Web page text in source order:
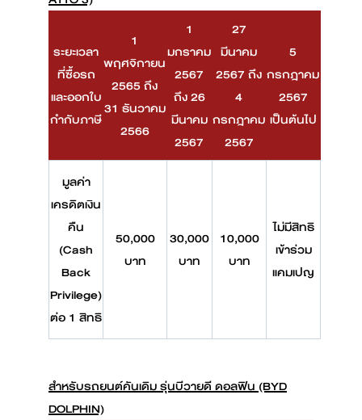
ระยะเวลา
ที่ซื้อรถ
และออกใบ
กำกับภาษี
1
พฤศจิกายน
2565 ถึง
31 ธันวาคม
2566
1
มกราคม
2567
ถึง 26
มีนาคม
2567
27
มีนาคม
2567 ถึง
4
กรกฎาคม
2567
5
กรกฎาคม
2567
เป็นต้นไป
มูลค่า
เครดิตเงิน
คืน
(Cash
Back
Privilege)
ต่อ 1 สิทธิ
50,000
บาท
30,000
บาท
10,000
บาท
ไม่มีสิทธิ
เข้าร่วม
แคมเปญ
สำหรับรถยนต์คันเดิม รุ่นบีวายดี ดอลฟิน (BYD
DOLPHIN)